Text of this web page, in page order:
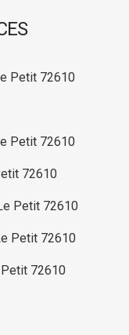
Petit 72610
Petit 72610
72610
Petit 72610
Petit 72610
72610